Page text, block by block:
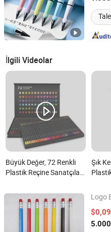
İlgili Videolar
Büyük Değer, 72 Renkli
Plastik Reçine Sanatçılar
Çizim, Boyama nedir?
Şık
Logo
Ningbo Hi-Tech Zone